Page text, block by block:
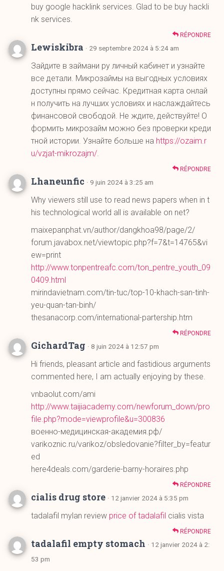
Зайдите в займани ру личный кабинет и узнайте
все детали. Микрозаймы на выгодных условиях
доступны прямо сейчас. Кредитная карта онлай
н получить на лучших условиях и наслаждайтесь
финансовой свободой. Не ждите, действуйте! О
формить микрозайм можно без проверки креди
тной истории. Узнайте больше наhttps://ozaim.r
u/vzjat-mikrozajm/.
RÉPONDRE
Lhaneunfic· 9 juin 2024 à 3:25 am
Why viewers still use to read news papers when in t
his technological world all is available on net?
maixepanphat.vn/author/dangkhoa98/page/2/
ew=print
http://www.tonpentreafc.com/ton_pentre_youth_09
0409.html
mirindavietnam.com/tin-tuc/top-10-khach-san-tinh-
yeu-quan-tan-binh/
thesanacorp.com/international-partership.htm
GichardTag· 8 juin 2024 à 12:57 pm
Hi friends, pleasant article and fastidious arguments
commented here, I am actually enjoying by these.
vnbaolut.com/ami
file.php?mode=viewprofile&u=300836
военно-медицинская-академия.рф/
varikoznic.ru/varikoz/obsledovanie?filter_by=featur
ed
here4deals.com/garderie-barny-horaires.php
cialis drug store · 12 janvier 2024 à 5:35 pm
tadalafil mylan reviewprice of tadalafilcialis vista
RÉPONDRE
tadalafil empty stomach · 12 janvier 2024 à 2:
cialis generic
canada